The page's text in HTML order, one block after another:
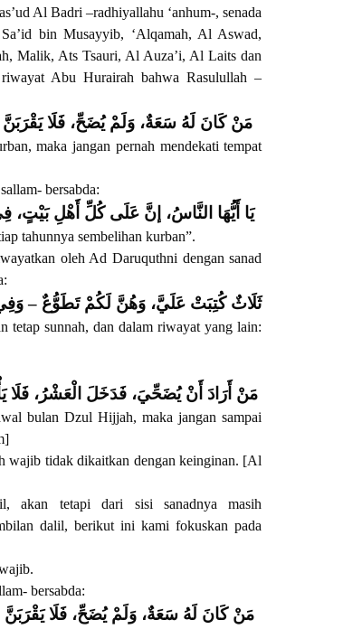
Al Badri –radhiyallahu ‘anhum-, senada
bin Musayyib, ‘Alqamah, Al Aswad,
Malik, Ats Tsauri, Al Auza’i, Al Laits dan
Abu Hurairah bahwa Rasulullah –
مَنْ كَانَ لَهُ سَعَةٌ، وَلَمْ يُضَحِّ، فَلَا يَقْرَبَنَّ
maka jangan pernah mendekati tempat
bersabda:
يَا أَيُّهَا النَّاسُ، إنَّ عَلَى كُلِّ أَهْلِ بَيْتٍ،
tahunnya sembelihan kurban”.
oleh Ad Daruquthni dengan sanad
ثَلَاثٌ كُتِبَتْ عَلَيَّ، وَهُنَّ لَكُمْ تَطَوُّعٌ – وَفِي
tetap sunnah, dan dalam riwayat yang lain:
مَنْ أَرَادَ أَنْ يُضَحِّيَ، فَدَخَلَ الْعَشْرُ، فَلَا
bulan Dzul Hijjah, maka jangan sampai
wajib tidak dikaitkan dengan keinginan. [Al
akan tetapi dari sisi sanadnya masih
dalil, berikut ini kami fokuskan pada
bersabda:
مَنْ كَانَ لَهُ سَعَةٌ، وَلَمْ يُضَحِّ، فَلَا يَقْرَبَنَّ